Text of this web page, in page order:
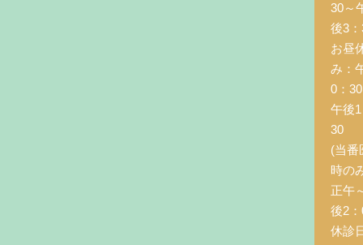
30～
後3
お昼
み：
0：
午後
30
(当番
時の
正午
後2
休診